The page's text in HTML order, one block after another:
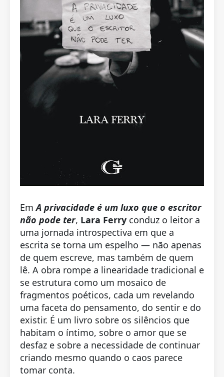
EmA privacidade é um luxo que o escritor
não pode ter, Lara Ferry conduz o leitor a
uma jornada introspectiva em que a
escrita se torna um espelho — não apenas
de quem escreve, mas também de quem
lê. A obra rompe a linearidade tradicional e
se estrutura como um mosaico de
fragmentos poéticos, cada um revelando
uma faceta do pensamento, do sentir e do
existir. É um livro sobre os silêncios que
habitam o íntimo, sobre o amor que se
desfaz e sobre a necessidade de continuar
criando mesmo quando o caos parece
tomar conta.